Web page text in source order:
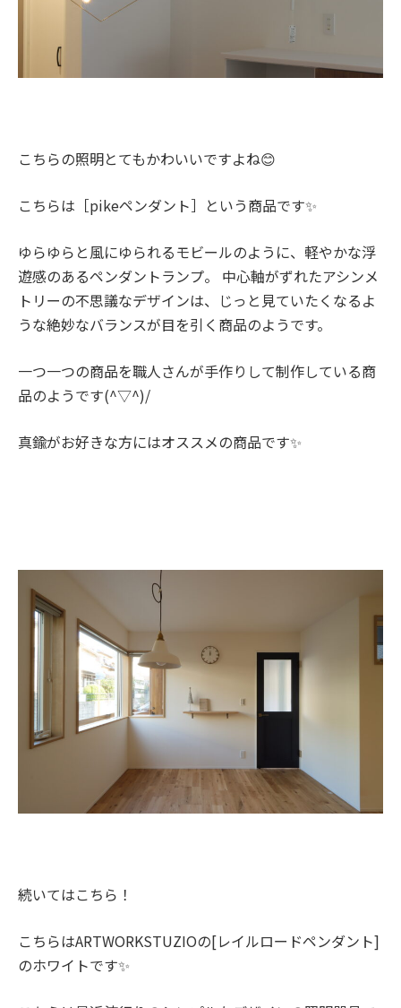
こちらの照明とてもかわいいですよね😊
こちらは［pikeペンダント］という商品です✨
ゆらゆらと風にゆられるモビールのように、軽やかな浮
遊感のあるペンダントランプ。 中心軸がずれたアシンメ
トリーの不思議なデザインは、じっと見ていたくなるよ
うな絶妙なバランスが目を引く商品のようです。
一つ一つの商品を職人さんが手作りして制作している商
品のようです(^▽^)/
真鍮がお好きな方にはオススメの商品です✨
続いてはこちら！
こちらはARTWORKSTUZIOの[レイルロードペンダント]
のホワイトです✨